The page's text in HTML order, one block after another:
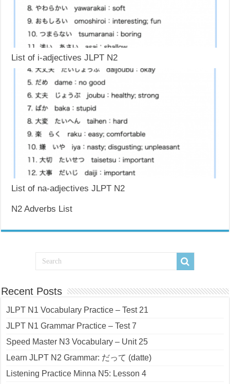
List of i-adjectives JLPT N2
List of na-adjectives JLPT N2
N2 Adverbs List
Recent Posts
JLPT N1 Vocabulary Practice – Test 21
JLPT N1 Grammar Practice – Test 7
Speed Master N3 Vocabulary – Unit 25
Learn JLPT N2 Grammar: だって (datte)
Listening Practice Minna N5: Lesson 4